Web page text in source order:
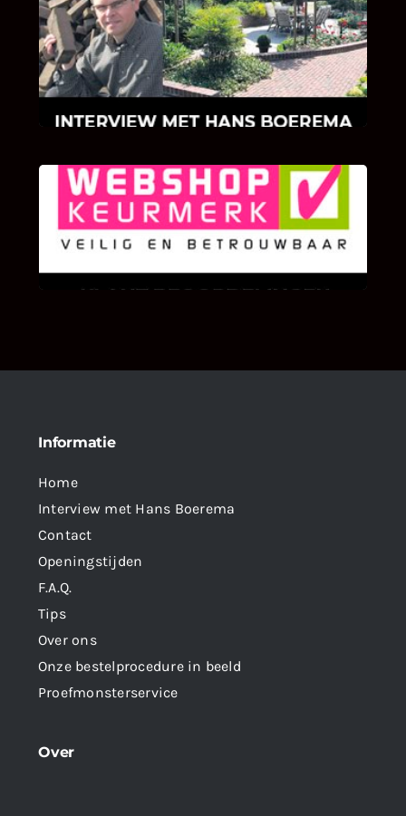
INTERVIEW MET HANS BOEREMA
Hoe Bricks and Stones ontstaan is en wat
Hans Boerema motiveert in de wereld van
klinkers en tegels!
KLANT BEOORDELINGEN
We zijn er zeer op gesteld om te weten wat u
als klant van ons en onze diensten vindt.
Informatie
Home
Interview met Hans Boerema
Contact
Openingstijden
F.A.Q.
Tips
Over ons
Onze bestelprocedure in beeld
Proefmonsterservice
Over